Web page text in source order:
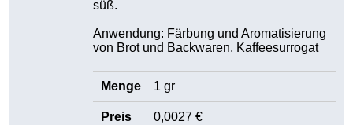
süß.
Anwendung: Färbung und Aromatisierung
von Brot und Backwaren, Kaffeesurrogat
1 gr
0,0027 €